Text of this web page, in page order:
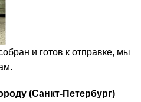
и готов к отправке, мы
(Санкт-Петербург)